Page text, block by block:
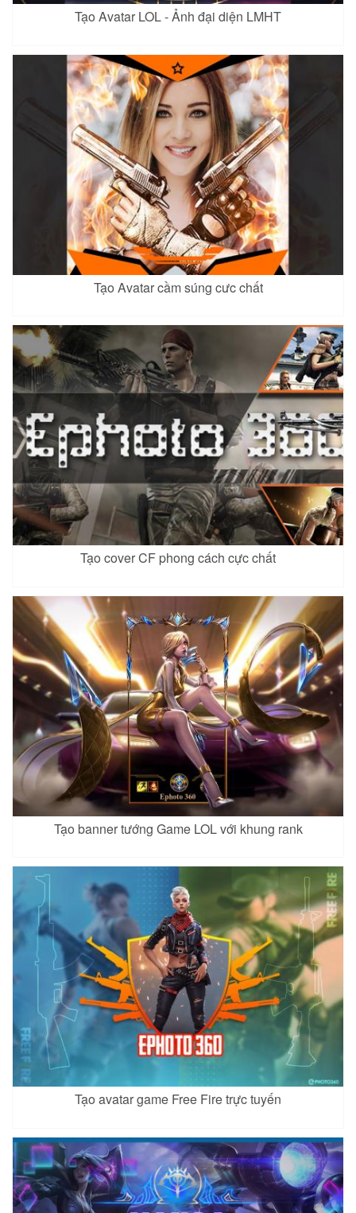
Paine 2
Xem
Rouie
Xem
Astrid 4
Xem
Ata
Ata 2
Omen 5
Xem
Xem
Roxie 5
Xem
Taara 5
Xem
Violet 12
Xem
Wukong 7
Wukong 8
Xem
Hayate 4
Xem
Ishar 4
Xem
Jinna 5
Keera 2
Xem
Lauriel 7
Xem
Mina 5
Xem
Quillen 5
Xem
Richter 4
Xem
Ryoma 6
Xem
Tel Annas 8
Xem
Tulen 9
Xem
Yorn 8
Xem
Aleister 4
Xem
Dirak
Xem
Tạo Avatar LOL - Ảnh đại diện LMHT
Tạo Avatar cầm súng cưc chất
Tạo cover CF phong cách cực chất
Tạo banner tướng Game LOL với khung rank
Tạo avatar game Free Fire trực tuyến